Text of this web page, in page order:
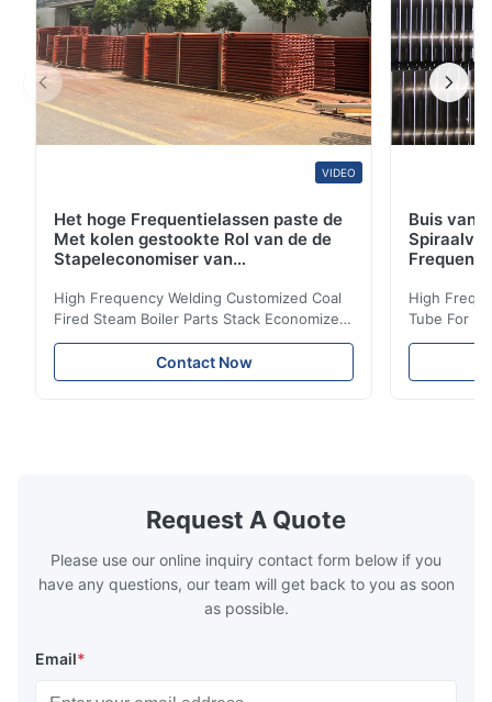
VIDEO
Het hoge Frequentielassen paste de
Met kolen gestookte Rol van de de
Stapeleconomiser van
High Frequency Welding Customized Coal
Fired Steam Boiler Parts Stack Economizer
Coil Boiler economizer Boiler Economizer is
the energy improving device that helps to
reduce the cost of operation by saving the
boilers is generally in the temperature
range of 200°C – 250°C, so there
Contact Now
Buis van
High
Tube For
reduce the
Request A Quote
Please use our online inquiry contact form below if you
have any questions, our team will get back to you as soon
as possible.
Email*